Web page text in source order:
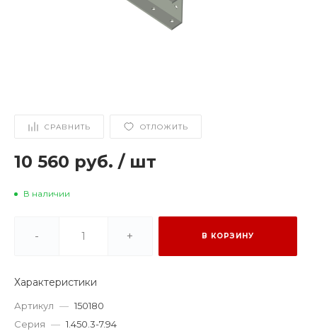
СРАВНИТЬ ОТЛОЖИТЬ
10 560 руб. / шт
В наличии
- + В КОРЗИНУ
Характеристики
Артикул — 150180
Серия — 1.450.3-7.94